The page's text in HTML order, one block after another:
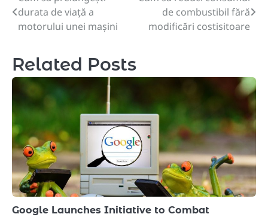
navigation
durata de viață a
motorului unei mașini
de combustibil fără
modificări costisitoare
Related Posts
Google Launches Initiative to Combat